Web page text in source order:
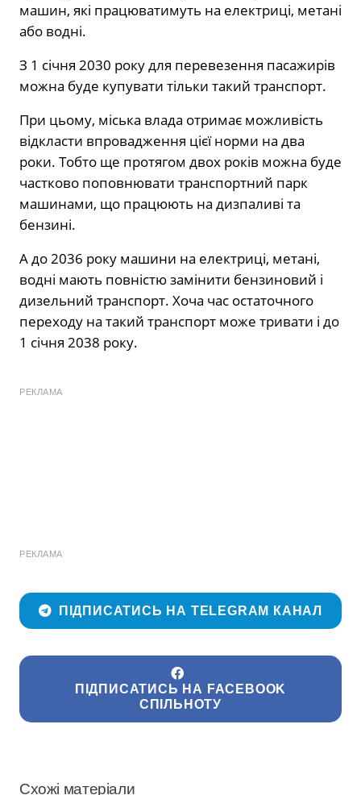
машин, які працюватимуть на електриці, метані
або водні.
З 1 січня 2030 року для перевезення пасажирів
можна буде купувати тільки такий транспорт.
При цьому, міська влада отримає можливість
відкласти впровадження цієї норми на два
роки. Тобто ще протягом двох років можна буде
частково поповнювати транспортний парк
машинами, що працюють на дизпаливі та
бензині.
А до 2036 року машини на електриці, метані,
водні мають повністю замінити бензиновий і
дизельний транспорт. Хоча час остаточного
переходу на такий транспорт може тривати і до
1 січня 2038 року.
РЕКЛАМА
РЕКЛАМА
ПІДПИСАТИСЬ НА TELEGRAM КАНАЛ
ПІДПИСАТИСЬ НА FACEBOOK
СПІЛЬНОТУ
Схожі матеріали